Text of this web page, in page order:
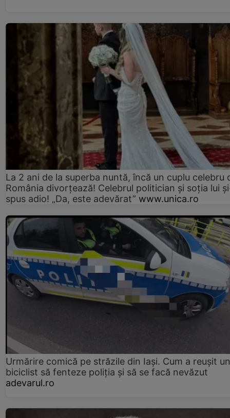
La 2 ani de la superba nuntă, încă un cuplu celebru
România divorțează! Celebrul politician și soția lui
spus adio! „Da, este adevărat” www.unica.ro
Urmărire comică pe străzile din Iași. Cum a reușit un
biciclist să fenteze poliția și să se facă nevăzut
adevarul.ro